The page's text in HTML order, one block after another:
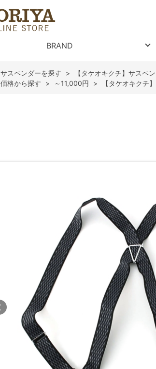
BRAND
サスペンダーを探す >
【タケオキクチ】サスペ
価格から探す > ～11,000円 > 【タケオキクチ